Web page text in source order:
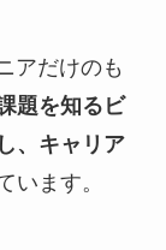
アだけのも
題を知るビ
、キャリア
います。